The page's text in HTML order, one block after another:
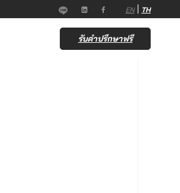
EN TH
รับคำปรึกษาฟรี